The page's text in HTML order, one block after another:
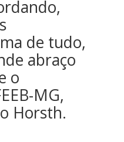
de tudo,
abraço
o
MG,
Horsth.